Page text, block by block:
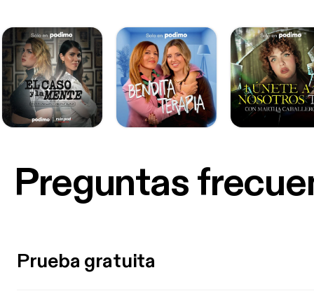
Preguntas
Prueba gratuita